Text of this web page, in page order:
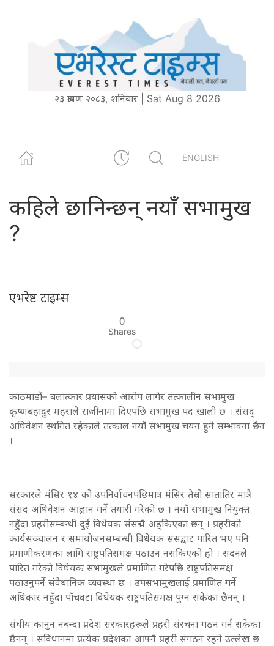
२३ श्रावण २०८३, शनिबार | Sat Aug 8 2026
ENGLISH
कहिले छानिन्छन् नयाँ सभामुख
?
एभरेष्ट टाइम्स
0
Shares
काठमाडौं– बलात्कार प्रयासको आरोप लागेर तत्कालीन सभामुख
कृष्णबहादुर महराले राजीनामा दिएपछि सभामुख पद खाली छ । संसद्
अधिवेशन स्थगित रहेकाले तत्काल नयाँ सभामुख चयन हुने सम्भावना छैन
।
सरकारले मंसिर १४ को उपनिर्वाचनपछिमात्र मंसिर तेस्रो सातातिर मात्रै
संसद अधिवेशन आह्वान गर्ने तयारी गरेको छ । नयाँ सभामुख नियुक्त
नहुँदा प्रहरीसम्बन्धी दुई विधेयक संसद्मै अड्किएका छन् । प्रहरीको
कार्यसञ्चालन र समायोजनसम्बन्धी विधेयक संसद्बाट पारित भए पनि
प्रमाणीकरणका लागि राष्ट्रपतिसमक्ष पठाउन नसकिएको हो । सदनले
पारित गरेको विधेयक सभामुखले प्रमाणित गरेपछि राष्ट्रपतिसमक्ष
पठाउनुपर्ने संवैधानिक व्यवस्था छ । उपसभामुखलाई प्रमाणित गर्ने
अधिकार नहुँदा पाँचवटा विधेयक राष्ट्रपतिसमक्ष पुग्न सकेका छैनन् ।
संघीय कानुन नबन्दा प्रदेश सरकारहरूले प्रहरी संरचना गठन गर्न सकेका
छैनन् । संविधानमा प्रत्येक प्रदेशका आफ्नै प्रहरी संगठन रहने उल्लेख छ